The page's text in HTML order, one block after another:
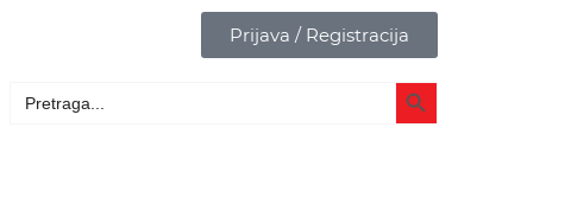
Prijava / Registracija
for:
Search Button